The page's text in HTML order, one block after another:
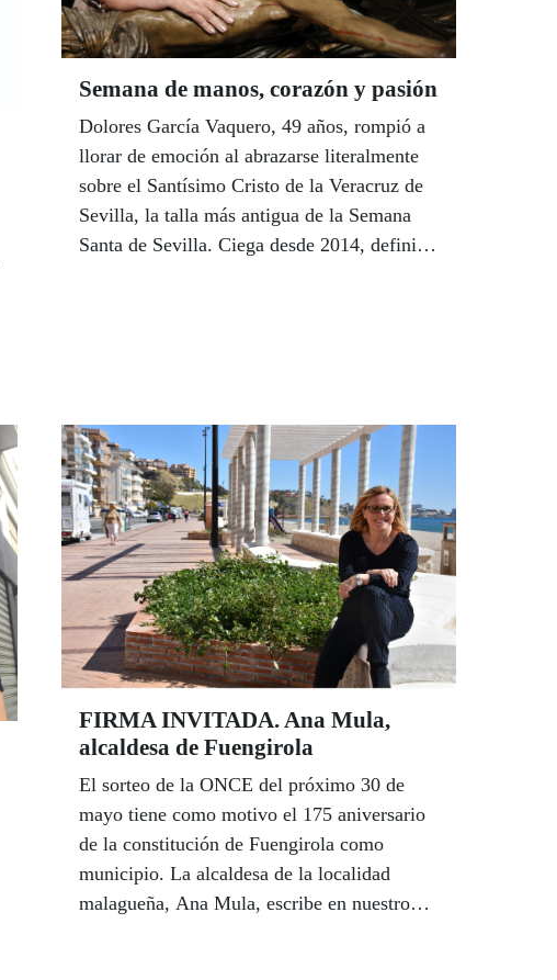
Beatriz Díaz.
Semana de manos, corazón y pasión
Dolores García Vaquero, 49 años, rompió a
llorar de emoción al abrazarse literalmente
sobre el Santísimo Cristo de la Veracruz de
Sevilla, la talla más antigua de la Semana
Santa de Sevilla. Ciega desde 2014, definió
más emblemáticas de la Semana Santa de
Andalucía.
FIRMA INVITADA. Ana Mula,
alcaldesa de Fuengirola
El sorteo de la ONCE del próximo 30 de
mayo tiene como motivo el 175 aniversario
de la constitución de Fuengirola como
municipio. La alcaldesa de la localidad
malagueña, Ana Mula, escribe en nuestro